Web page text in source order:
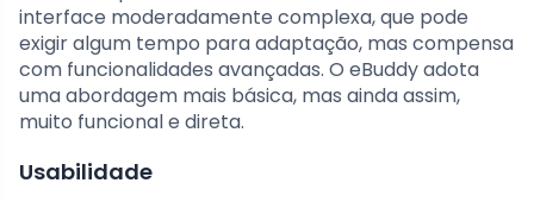
interface moderadamente complexa, que pode
exigir algum tempo para adaptação, mas compensa
com funcionalidades avançadas. O eBuddy adota
uma abordagem mais básica, mas ainda assim,
muito funcional e direta.
Usabilidade